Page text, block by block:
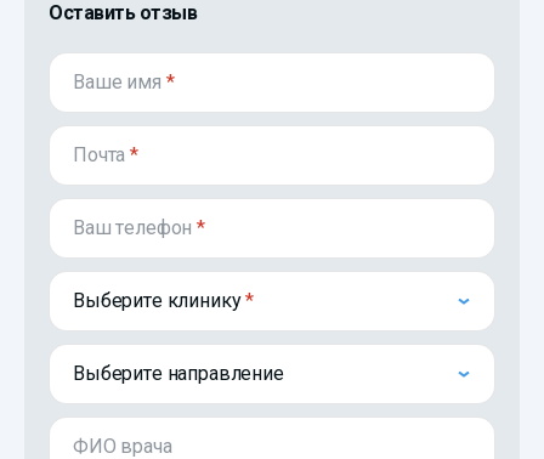
Оставить отзыв
Ваше имя *
Почта*
Ваш телефон*
Выберите клинику
Выберите направление
ФИО врача